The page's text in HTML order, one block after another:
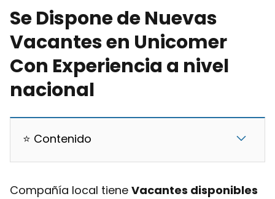
Se Dispone de Nuevas
Vacantes en Unicomer
Con Experiencia a nivel
nacional
⭐ Contenido
Compañía local tiene Vacantes disponibles